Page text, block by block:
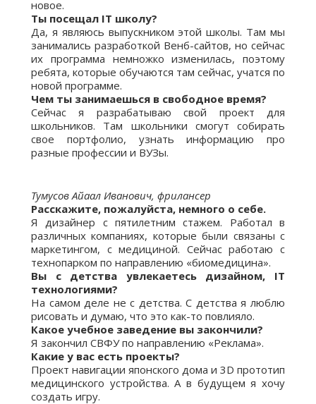
новое.
Ты посещал IT школу?
Да, я являюсь выпускником этой школы. Там мы
занимались разработкой Венб-сайтов, но сейчас
их программа немножко изменилась, поэтому
ребята, которые обучаются там сейчас, учатся по
новой программе.
Чем ты занимаешься в свободное время?
Сейчас я разрабатываю свой проект для
школьников. Там школьники смогут собирать
свое портфолио, узнать информацию про
разные профессии и ВУЗы.
Тумусов Айаал Иванович, фрилансер
Расскажите, пожалуйста, немного о себе.
Я дизайнер с пятилетним стажем. Работал в
различных компаниях, которые были связаны с
маркетингом, с медициной. Сейчас работаю с
технопарком по направлению «биомедицина».
Вы с детства увлекаетесь дизайном, IT
технологиями?
На самом деле не с детства. С детства я люблю
рисовать и думаю, что это как-то повлияло.
Какое учебное заведение вы закончили?
Я закончил СВФУ по направлению «Реклама».
Какие у вас есть проекты?
Проект навигации японского дома и 3D прототип
медицинского устройства. А в будущем я хочу
создать игру.